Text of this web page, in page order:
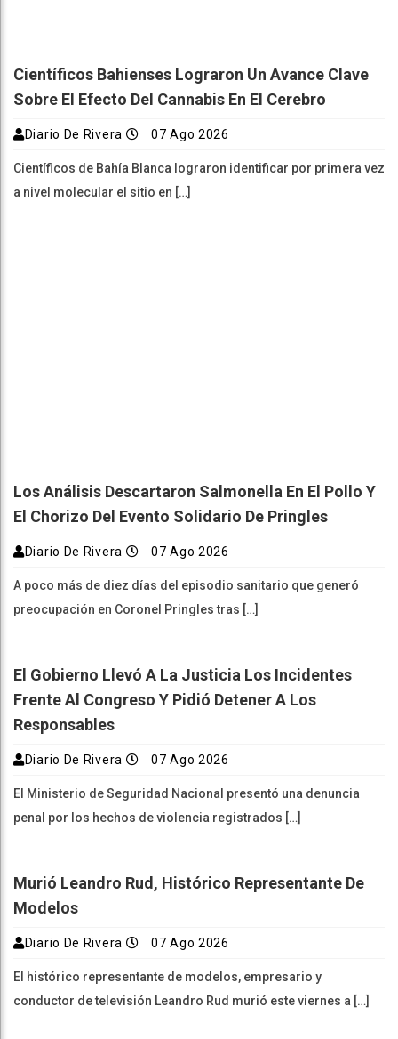
Científicos Bahienses Lograron Un Avance Clave
Sobre El Efecto Del Cannabis En El Cerebro
Diario De Rivera 07 Ago 2026
Científicos de Bahía Blanca lograron identificar por primera vez
a nivel molecular el sitio en […]
Los Análisis Descartaron Salmonella En El Pollo Y
El Chorizo Del Evento Solidario De Pringles
Diario De Rivera 07 Ago 2026
A poco más de diez días del episodio sanitario que generó
preocupación en Coronel Pringles tras […]
El Gobierno Llevó A La Justicia Los Incidentes
Frente Al Congreso Y Pidió Detener A Los
Responsables
Diario De Rivera 07 Ago 2026
El Ministerio de Seguridad Nacional presentó una denuncia
penal por los hechos de violencia registrados […]
Murió Leandro Rud, Histórico Representante De
Modelos
Diario De Rivera 07 Ago 2026
El histórico representante de modelos, empresario y
conductor de televisión Leandro Rud murió este viernes a […]